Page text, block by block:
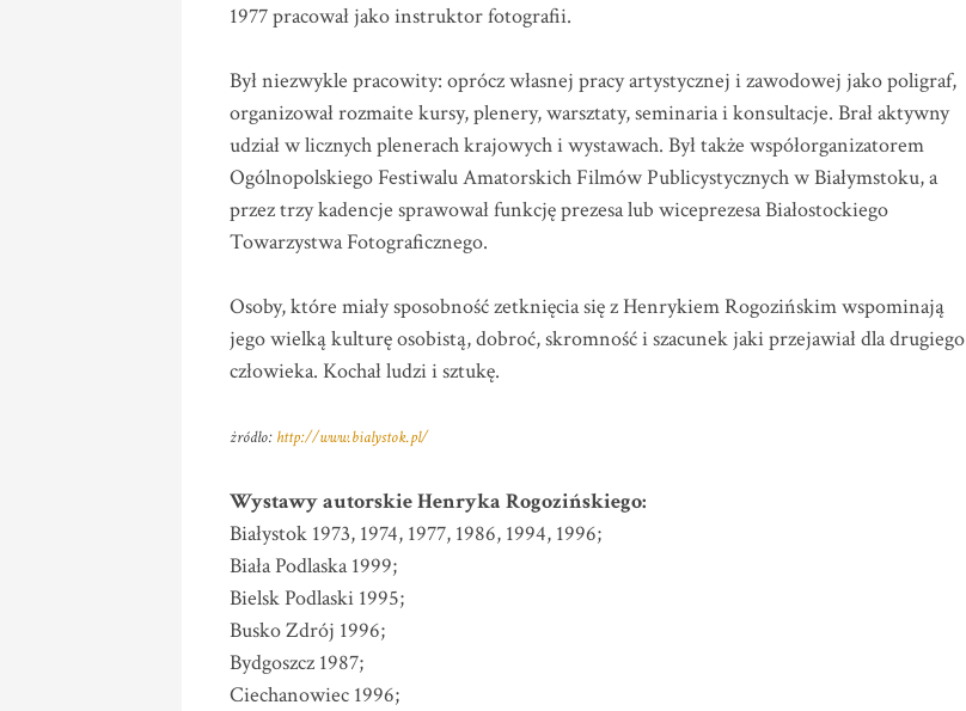
1977 pracował jako instruktor fotografii.
Był niezwykle pracowity: oprócz własnej pracy artystycznej i zawodowej jako poligraf,
organizował rozmaite kursy, plenery, warsztaty, seminaria i konsultacje. Brał aktywny
udział w licznych plenerach krajowych i wystawach. Był także współorganizatorem
Ogólnopolskiego Festiwalu Amatorskich Filmów Publicystycznych w Białymstoku, a
przez trzy kadencje sprawował funkcję prezesa lub wiceprezesa Białostockiego
Towarzystwa Fotograficznego.
Osoby, które miały sposobność zetknięcia się z Henrykiem Rogozińskim wspominają
jego wielką kulturę osobistą, dobroć, skromność i szacunek jaki przejawiał dla drugiego
człowieka. Kochał ludzi i sztukę.
żródło: http://www.bialystok.pl/
Wystawy autorskie Henryka Rogozińskiego:
Białystok 1973, 1974, 1977, 1986, 1994, 1996;
Biała Podlaska 1999;
Bielsk Podlaski 1995;
Busko Zdrój 1996;
Bydgoszcz 1987;
Ciechanowiec 1996;